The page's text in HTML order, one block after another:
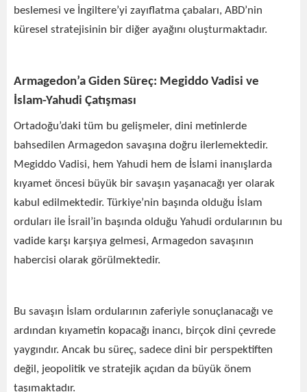
beslemesi ve İngiltere’yi zayıflatma çabaları, ABD’nin
küresel stratejisinin bir diğer ayağını oluşturmaktadır.
Armagedon’a Giden Süreç: Megiddo Vadisi ve
İslam-Yahudi Çatışması
Ortadoğu’daki tüm bu gelişmeler, dini metinlerde
bahsedilen Armagedon savaşına doğru ilerlemektedir.
Megiddo Vadisi, hem Yahudi hem de İslami inanışlarda
kıyamet öncesi büyük bir savaşın yaşanacağı yer olarak
kabul edilmektedir. Türkiye’nin başında olduğu İslam
orduları ile İsrail’in başında olduğu Yahudi ordularının bu
vadide karşı karşıya gelmesi, Armagedon savaşının
habercisi olarak görülmektedir.
Bu savaşın İslam ordularının zaferiyle sonuçlanacağı ve
ardından kıyametin kopacağı inancı, birçok dini çevrede
yaygındır. Ancak bu süreç, sadece dini bir perspektiften
değil, jeopolitik ve stratejik açıdan da büyük önem
taşımaktadır.